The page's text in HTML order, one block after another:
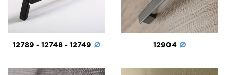
12789 - 12748 - 12749 12904